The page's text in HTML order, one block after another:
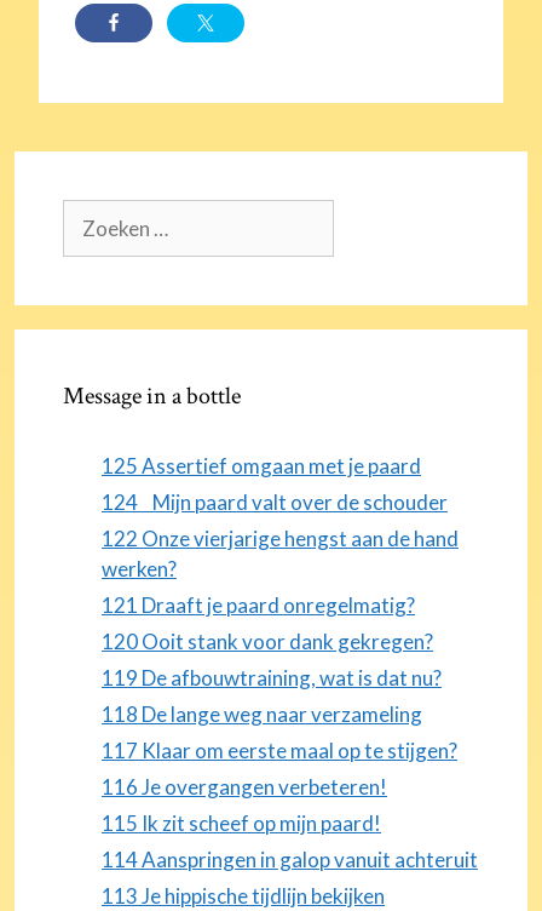
naar:
Message in a bottle
125 Assertief omgaan met je paard
124 Mijn paard valt over de schouder
122 Onze vierjarige hengst aan de hand
werken?
121 Draaft je paard onregelmatig?
120 Ooit stank voor dank gekregen?
119 De afbouwtraining, wat is dat nu?
118 De lange weg naar verzameling
117 Klaar om eerste maal op te stijgen?
116 Je overgangen verbeteren!
115 Ik zit scheef op mijn paard!
114 Aanspringen in galop vanuit achteruit
113 Je hippische tijdlijn bekijken